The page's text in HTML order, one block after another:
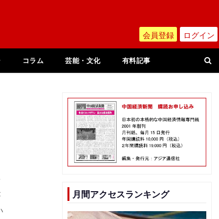
会員登録 ログイン
コラム 芸能・文化 有料記事
月間アクセスランキング